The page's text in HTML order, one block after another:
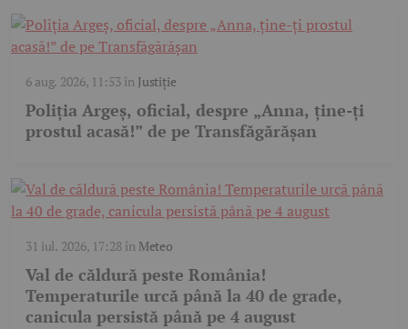
6 aug. 2026, 11:53în Justiție
Poliția Argeș, oficial, despre „Anna, ține-ți
prostul acasă!” de pe Transfăgărășan
31 iul. 2026, 17:28în Meteo
Val de căldură peste România!
Temperaturile urcă până la 40 de grade,
canicula persistă până pe 4 august